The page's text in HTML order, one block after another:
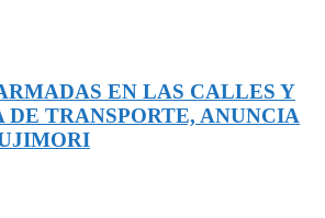
EN LAS CALLES Y
DE TRANSPORTE, ANUNCIA